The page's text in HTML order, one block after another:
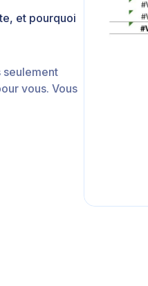
et pourquoi
seulement
vous. Vous